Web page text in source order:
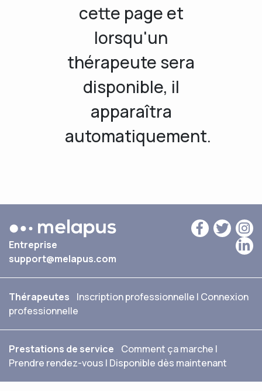
cette page et
lorsqu'un
thérapeute sera
disponible, il
apparaîtra
automatiquement.
Entreprise
support@melapus.com
Thérapeutes Inscription professionnelle | Connexion
professionnelle
Prestations de service Comment ça marche |
Prendre rendez-vous | Disponible dès maintenant